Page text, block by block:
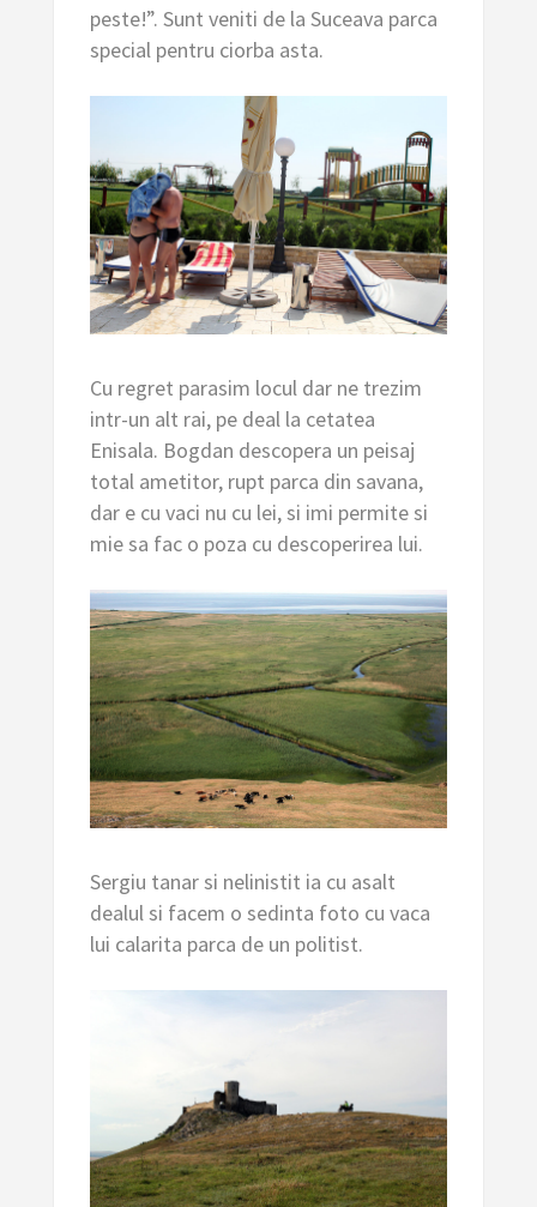
peste!”. Sunt veniti de la Suceava parca
special pentru ciorba asta.
Cu regret parasim locul dar ne trezim
intr-un alt rai, pe deal la cetatea
Enisala. Bogdan descopera un peisaj
total ametitor, rupt parca din savana,
dar e cu vaci nu cu lei, si imi permite si
mie sa fac o poza cu descoperirea lui.
Sergiu tanar si nelinistit ia cu asalt
dealul si facem o sedinta foto cu vaca
lui calarita parca de un politist.